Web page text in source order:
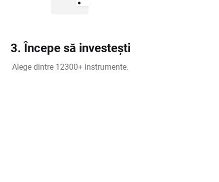
3. Începe să investești
Alege dintre 12300+ instrumente.